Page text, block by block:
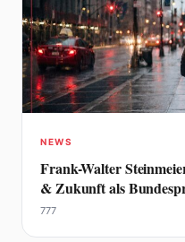
NEWS
Frank-Walter
& Zukunft als
777